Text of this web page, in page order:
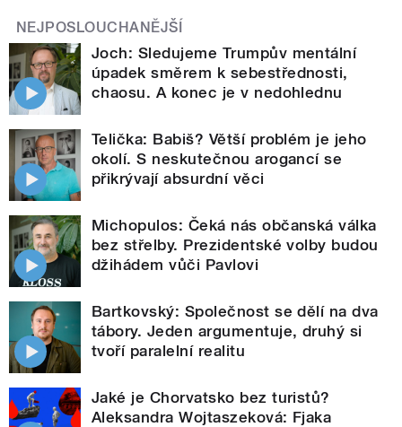
NEJPOSLOUCHANĚJŠÍ
Joch: Sledujeme Trumpův mentální
úpadek směrem k sebestřednosti,
chaosu. A konec je v nedohlednu
Telička: Babiš? Větší problém je jeho
okolí. S neskutečnou arogancí se
přikrývají absurdní věci
Michopulos: Čeká nás občanská válka
bez střelby. Prezidentské volby budou
džihádem vůči Pavlovi
Bartkovský: Společnost se dělí na dva
tábory. Jeden argumentuje, druhý si
tvoří paralelní realitu
Jaké je Chorvatsko bez turistů?
Aleksandra Wojtaszeková: Fjaka